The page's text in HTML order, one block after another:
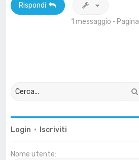
Rispondi
1 messaggio • Pagina
Login • Iscriviti
Nome utente: